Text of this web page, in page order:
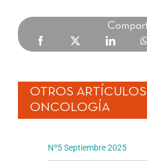
OTROS
ONCOLOGÍA
Nº5 Septiembre 2025